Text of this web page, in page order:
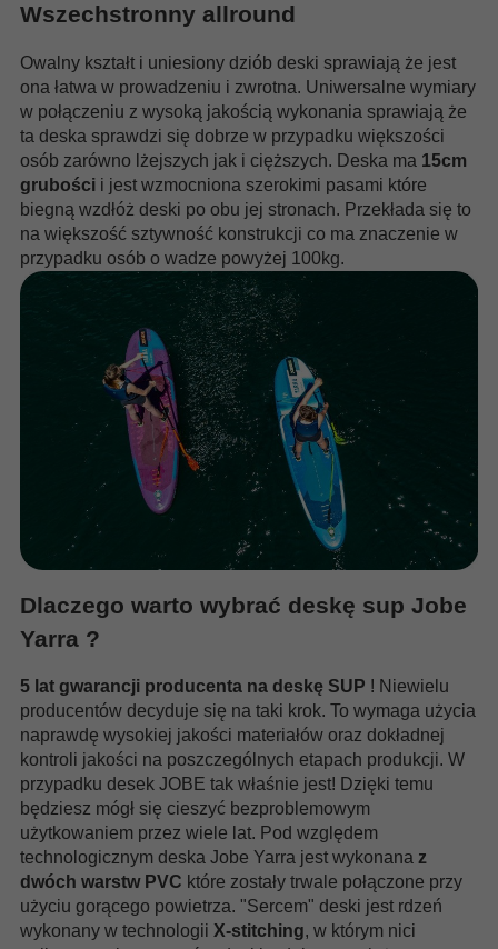
Wszechstronny allround
Owalny kształt i uniesiony dziób deski sprawiają że jest
ona łatwa w prowadzeniu i zwrotna. Uniwersalne wymiary
w połączeniu z wysoką jakością wykonania sprawiają że
ta deska sprawdzi się dobrze w przypadku większości
osób zarówno lżejszych jak i cięższych. Deska ma 15cm
grubości i jest wzmocniona szerokimi pasami które
biegną wzdłóż deski po obu jej stronach. Przekłada się to
na większość sztywność konstrukcji co ma znaczenie w
przypadku osób o wadze powyżej 100kg.
Dlaczego warto wybrać deskę sup Jobe
Yarra ?
5 lat gwarancji producenta na deskę SUP ! Niewielu
producentów decyduje się na taki krok. To wymaga użycia
naprawdę wysokiej jakości materiałów oraz dokładnej
kontroli jakości na poszczególnych etapach produkcji. W
przypadku desek JOBE tak właśnie jest! Dzięki temu
będziesz mógł się cieszyć bezproblemowym
użytkowaniem przez wiele lat. Pod względem
technologicznym deska Jobe Yarra jest wykonana z
dwóch warstw PVC które zostały trwale połączone przy
użyciu gorącego powietrza. "Sercem" deski jest rdzeń
wykonany w technologii X-stitching, w którym nici